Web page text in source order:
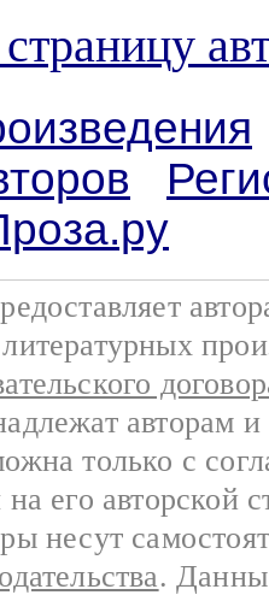
авторам
только с
его авторской
несут
.